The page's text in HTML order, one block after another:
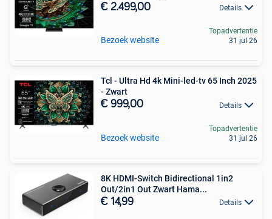
€ 2.499,00 Details
Bezoek website
Topadvertentie
31 jul 26
Tcl - Ultra Hd 4k Mini-led-tv 65 Inch 2025
- Zwart
€ 999,00 Details
Bezoek website
Topadvertentie
31 jul 26
8K HDMI-Switch Bidirectional 1in2
Out/2in1 Out Zwart Hama...
€ 14,99 Details